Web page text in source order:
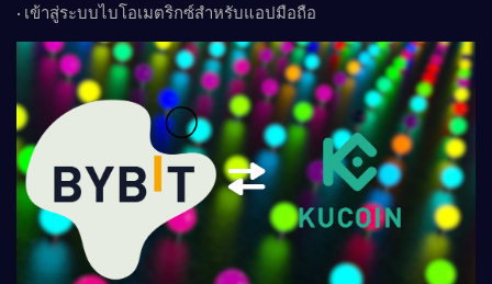
· เข้าสู่ระบบไบโอเมตริกซ์สำหรับแอปมือถือ